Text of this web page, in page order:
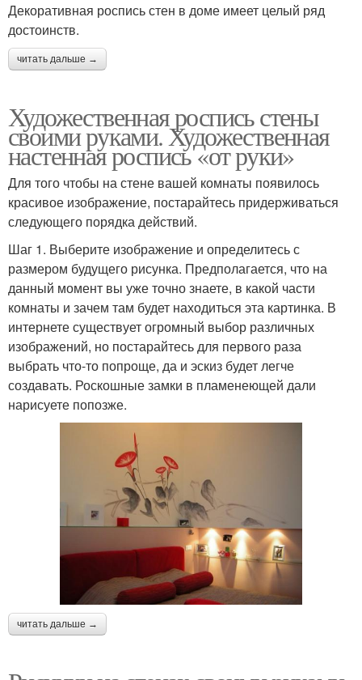
Декоративная роспись стен в доме имеет целый ряд
достоинств.
читать дальше →
Художественная роспись стены
своими руками. Художественная
настенная роспись «от руки»
Для того чтобы на стене вашей комнаты появилось
красивое изображение, постарайтесь придерживаться
следующего порядка действий.
Шаг 1. Выберите изображение и определитесь с
размером будущего рисунка. Предполагается, что на
данный момент вы уже точно знаете, в какой части
комнаты и зачем там будет находиться эта картинка. В
интернете существует огромный выбор различных
изображений, но постарайтесь для первого раза
выбрать что-то попроще, да и эскиз будет легче
создавать. Роскошные замки в пламенеющей дали
нарисуете попозже.
читать дальше →